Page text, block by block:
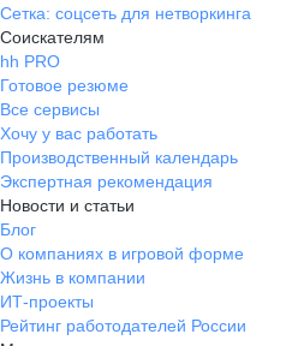
Сетка: соцсеть для нетворкинга
Соискателям
hh PRO
Готовое резюме
Все сервисы
Хочу у вас работать
Производственный календарь
Экспертная рекомендация
Новости и статьи
Блог
О компаниях в игровой форме
Жизнь в компании
ИТ-проекты
Рейтинг работодателей России